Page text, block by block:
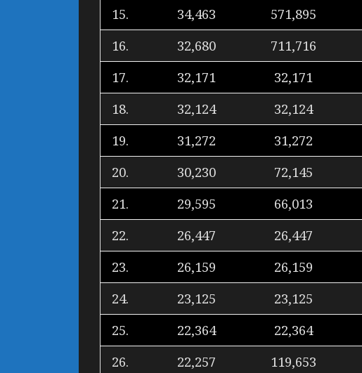
15.
34,463 571,895
16.
32,680 711,716
17.
32,171 32,171
18.
32,124 32,124
19.
31,272 31,272
20.
30,230 72,145
21.
29,595 66,013
22.
26,447 26,447
23.
26,159 26,159
24.
23,125 23,125
25.
22,364 22,364
26.
22,257 119,653